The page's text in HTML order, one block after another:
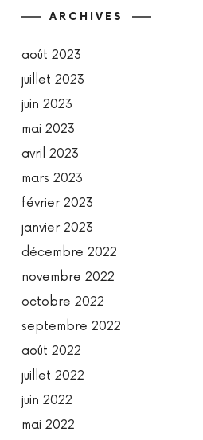
ARCHIVES
août 2023
juillet 2023
juin 2023
mai 2023
avril 2023
mars 2023
février 2023
janvier 2023
décembre 2022
novembre 2022
octobre 2022
septembre 2022
août 2022
juillet 2022
juin 2022
mai 2022